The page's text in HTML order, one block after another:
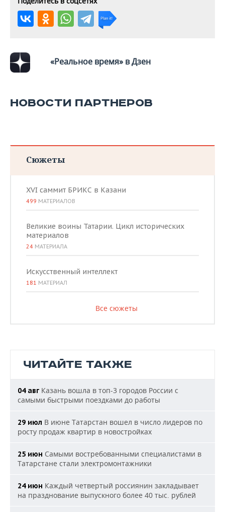
ВОЛЕЙБОЛ
ФИГУРНОЕ КАТАНИЕ
ХОККЕЙ С МЯЧОМ
ИСТОРИЯ
МЕДИЦИНА
ПРОИСШЕСТВИЯ
СПИСОК ПЕРСОН
ПОЛНАЯ ВЕРСИЯ
«Реальное время» в Дзен
НОВОСТИ ПАРТНЕРОВ
Сюжеты
XVI саммит БРИКС в Казани
499 МАТЕРИАЛОВ
Великие воины Татарии. Цикл исторических
материалов
24 МАТЕРИАЛА
Искусственный интеллект
181 МАТЕРИАЛ
Все сюжеты
ЧИТАЙТЕ ТАКЖЕ
04 авг Казань вошла в топ-3 городов России с
самыми быстрыми поездками до работы
29 июл В июне Татарстан вошел в число лидеров по
росту продаж квартир в новостройках
25 июн Самыми востребованными специалистами в
Татарстане стали электромонтажники
24 июн Каждый четвертый россиянин закладывает
на празднование выпускного более 40 тыс. рублей